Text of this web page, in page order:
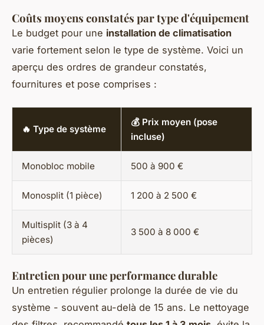
Coûts moyens constatés par type d'équipement
Le budget pour une installation de climatisation
varie fortement selon le type de système. Voici un
aperçu des ordres de grandeur constatés,
fournitures et pose comprises :
🔥 Type de système
💰 Prix moyen (pose
incluse)
Monobloc mobile 500 à 900 €
Monosplit (1 pièce) 1 200 à 2 500 €
Multisplit (3 à 4
pièces)
3 500 à 8 000 €
Entretien pour une performance durable
Un entretien régulier prolonge la durée de vie du
système - souvent au-delà de 15 ans. Le nettoyage